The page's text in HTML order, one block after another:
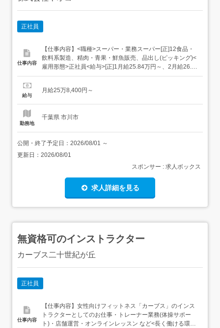
正社員
仕事内容
【仕事内容】<職種>スーパー・業務スーパー[正]12食品・
飲料系製造、精肉・青果・鮮魚販売、品出し(ピッキング)<
雇用形態>正社員<給与>[正]1月給25.84万円～、2月給26.1
万円～交通費:全額支給・地域限定:月給25万8400円～・正
社員では転居を伴う転居が発生、 地域限定社員は転勤なし
給与
月給25万8,400円～
勤務地
千葉県 市川市
公開・終了予定日： 2026/08/01 ～
更新日： 2026/08/01
スポンサー : 求人ボックス
求人詳細を見る
無資格可のインストラクター
カーブス二十世紀が丘
正社員
仕事内容
【仕事内容】女性向けフィットネス「カーブス」のインス
トラクターとしてのお仕事・トレーナー業務(体操サポー
ト)・店舗運営・オンラインレッスン など<長く働ける環境